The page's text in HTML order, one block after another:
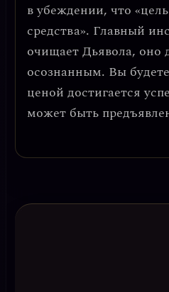
в убеждении, что
средства». Главный
очищает Дьявола, оно
осознанным. Вы
ценой достигается
может быть